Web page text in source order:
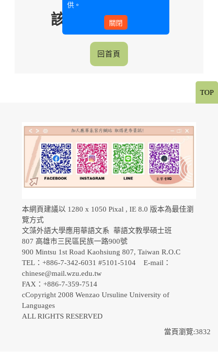
該文章已超過時間
回首頁
本網頁建議以 1280 x 1050 Pixal , IE 8.0 版本為最佳瀏
覽方式
文藻外語大學應用華語文系 華語文教學碩士班
807 高雄市三民區民族一路900號
900 Mintsu 1st Road Kaohsiung 807, Taiwan R.O.C
TEL：+886-7-342-6031 #5101-5104 E-mail：
chinese@mail.wzu.edu.tw
FAX：+886-7-359-7514
cCopyright 2008 Wenzao Ursuline University of
Languages
ALL RIGHTS RESERVED
當頁瀏覽:3832
TOP
供。
關閉